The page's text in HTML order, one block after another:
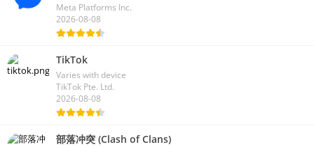
Meta Platforms Inc.
2026-08-08
TikTok
Varies with device
TikTok Pte. Ltd.
2026-08-08
部落冲突 (Clash of Clans)